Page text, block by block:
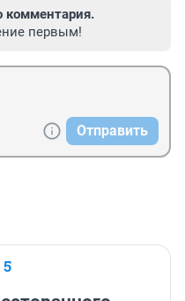
комментария.
первым!
Отправить